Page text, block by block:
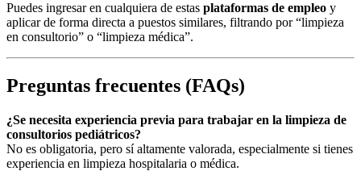
Puedes ingresar en cualquiera de estas plataformas de empleo y
aplicar de forma directa a puestos similares, filtrando por “limpieza
en consultorio” o “limpieza médica”.
Preguntas frecuentes (FAQs)
¿Se necesita experiencia previa para trabajar en la limpieza de
consultorios pediátricos?
No es obligatoria, pero sí altamente valorada, especialmente si tienes
experiencia en limpieza hospitalaria o médica.